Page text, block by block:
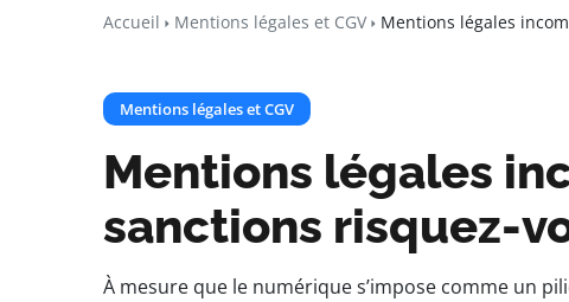
Accueil Mentions légales et CGV Mentions légales
Mentions légales et CGV
Mentions légales
sanctions risquez-
À mesure que le numérique s’impose comme un